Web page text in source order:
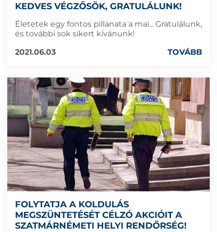
KEDVES VÉGZŐSÖK, GRATULÁLUNK!
Életetek egy fontos pillanata a mai... Gratulálunk,
és további sok sikert kívánunk!
2021.06.03
TOVÁBB
FOLYTATJA A KOLDULÁS
MEGSZÜNTETÉSÉT CÉLZÓ AKCIÓIT A
SZATMÁRNÉMETI HELYI RENDŐRSÉG!